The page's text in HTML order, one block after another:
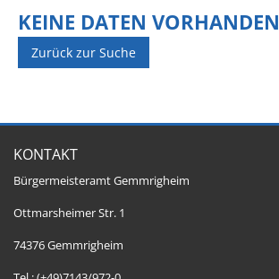
KEINE DATEN VORHANDEN
Zurück zur Suche
KONTAKT
Bürgermeisteramt Gemmrigheim
Ottmarsheimer Str. 1
74376 Gemmrigheim